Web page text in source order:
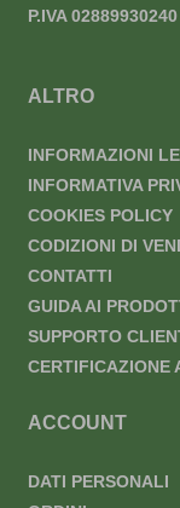
P.IVA 02889930240
ALTRO
INFORMAZIONI
INFORMATIVA
COOKIES POLICY
CODIZIONI DI
CONTATTI
GUIDA AI
SUPPORTO
CERTIFICAZIONE
ACCOUNT
DATI PERSONALI